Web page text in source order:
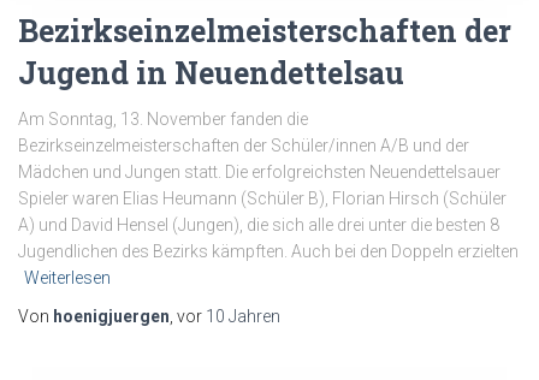
Bezirkseinzelmeisterschaften der
Jugend in Neuendettelsau
Am Sonntag, 13. November fanden die
Bezirkseinzelmeisterschaften der Schüler/innen A/B und der
Mädchen und Jungen statt. Die erfolgreichsten Neuendettelsauer
Spieler waren Elias Heumann (Schüler B), Florian Hirsch (Schüler
A) und David Hensel (Jungen), die sich alle drei unter die besten 8
Jugendlichen des Bezirks kämpften. Auch bei den Doppeln erzielten
Weiterlesen
Von hoenigjuergen , vor 10 Jahren